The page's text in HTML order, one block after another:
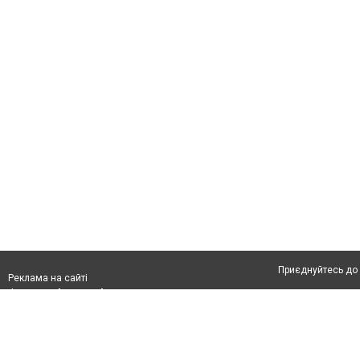
Реклама на сайті
Приєднуйтесь до